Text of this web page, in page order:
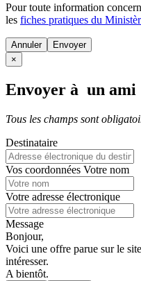
Pour toute information
les fiches pratiques du
Annuler
×
Envoyer à un ami
Tous les champs sont
Destinataire
Vos coordonnées Votre nom
Votre adresse électronique
Message
Bonjour,
Voici une offre parue sur le
intéresser.
A bientôt.